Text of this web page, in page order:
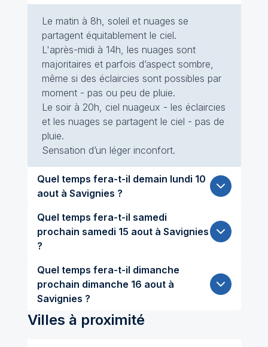
Le matin à 8h, soleil et nuages se
partagent équitablement le ciel.
L'après-midi à 14h, les nuages sont
majoritaires et parfois d’aspect sombre,
même si des éclaircies sont possibles par
moment - pas ou peu de pluie.
Le soir à 20h, ciel nuageux - les éclaircies
et les nuages se partagent le ciel - pas de
pluie.
Sensation d’un léger inconfort.
Quel temps fera-t-il demain lundi 10
aout à Savignies ?
Quel temps fera-t-il samedi
prochain samedi 15 aout à Savignies
?
Quel temps fera-t-il dimanche
prochain dimanche 16 aout à
Savignies ?
Villes à proximité